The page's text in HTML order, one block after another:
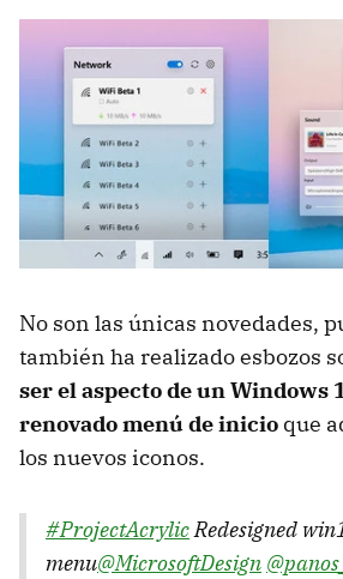
No son las únicas novedades,
también ha realizado esbozos
ser el aspecto de un Windows
renovado menú de inicio que
los nuevos iconos.
#ProjectAcrylicRedesigned
menu@MicrosoftDesign